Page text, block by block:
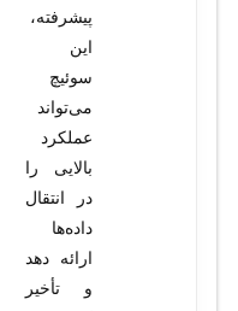
پیشرفته،
این
سوئیچ
می‌تواند
عملکرد
بالایی را
در انتقال
داده‌ها
ارائه دهد
و تأخیر